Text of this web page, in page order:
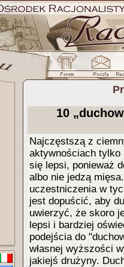
10
Najczęstszą z
aktywnościach tylko
się lepsi, ponieważ
albo nie jedzą
uczestniczenia w
jest dopuścić, aby
uwierzyć, że skoro
lepsi i bardziej
podejścia do
własnej wyższości
jakiejś drużyny.